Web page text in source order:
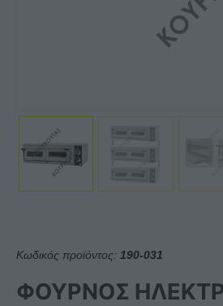
Κωδικός προϊόντος: 190-031
ΦΟΥΡΝΟΣ